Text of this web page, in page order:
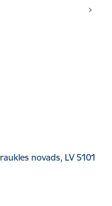
novads, LV 5101